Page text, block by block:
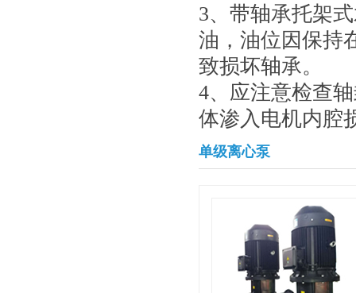
3、带轴承托架
油，油位因保持
致损坏轴承。
4、应注意检查
体渗入电机内腔
单级离心泵